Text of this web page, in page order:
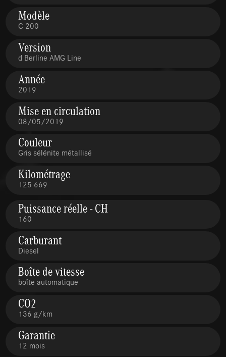
Modèle
C 200
Version
d Berline AMG Line
Année
2019
Mise en circulation
08/05/2019
Couleur
Gris sélénite métallisé
Kilométrage
125 669
Puissance réelle - CH
160
Carburant
Diesel
Boîte de vitesse
boîte automatique
CO2
136 g/km
Garantie
12 mois